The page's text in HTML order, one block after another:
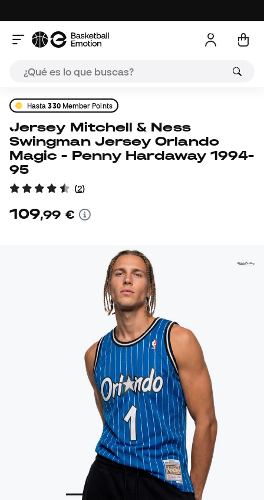
Hasta330Member Points
Jersey Mitchell & Ness
Swingman Jersey Orlando
Magic - Penny Hardaway 1994-
95
(2)
109,99 €